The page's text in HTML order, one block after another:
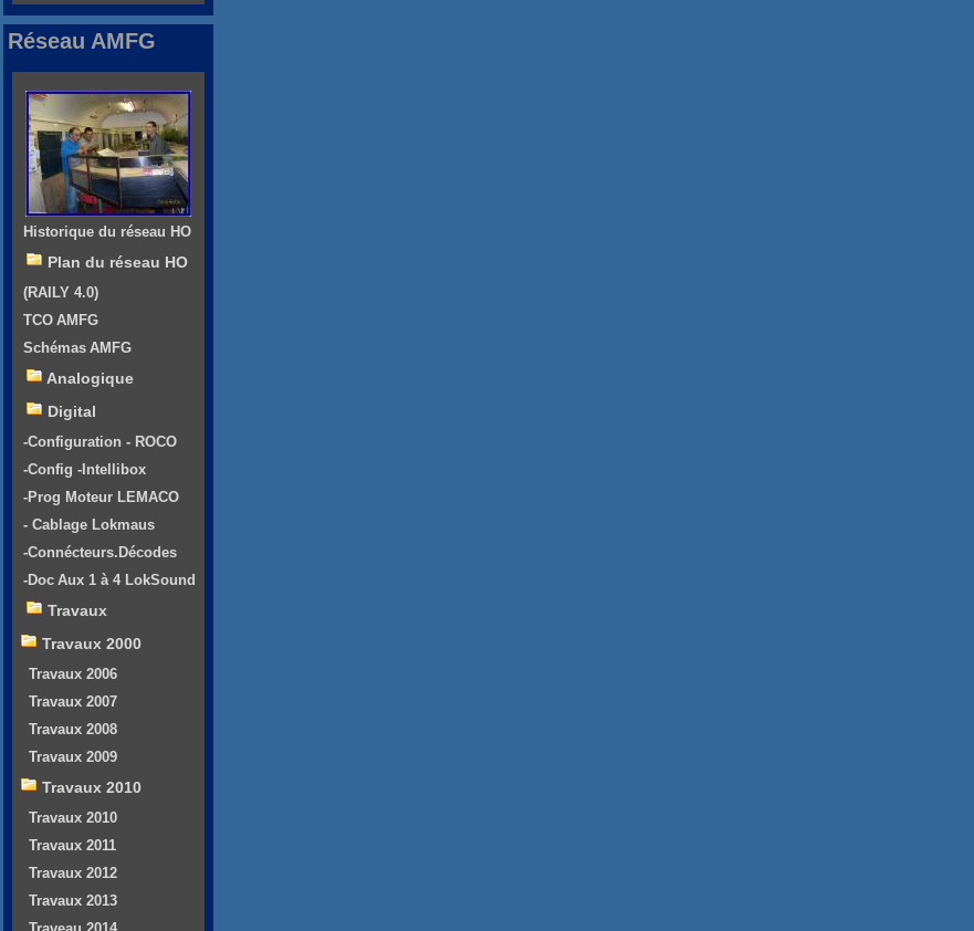
Réseau AMFG
Historique du réseau HO
Plan du réseau HO
(RAILY 4.0)
TCO AMFG
Schémas AMFG
Analogique
Digital
-Configuration - ROCO
-Config -Intellibox
-Prog Moteur LEMACO
- Cablage Lokmaus
-Connécteurs.Décodes
-Doc Aux 1 à 4 LokSound
Travaux
Travaux 2000
Travaux 2006
Travaux 2007
Travaux 2008
Travaux 2009
Travaux 2010
Travaux 2010
Travaux 2011
Travaux 2012
Travaux 2013